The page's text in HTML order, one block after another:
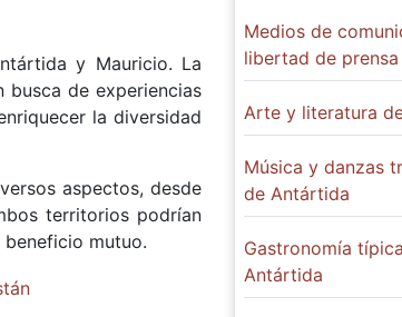
y Mauricio. La
de experiencias
la diversidad
aspectos, desde
territorios podrían
mutuo.
Medios de
libertad de
Arte y literatura
Música y danzas
de Antártida
Gastronomía
Antártida